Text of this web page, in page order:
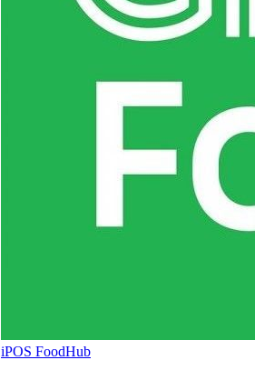
iPOS FoodHub